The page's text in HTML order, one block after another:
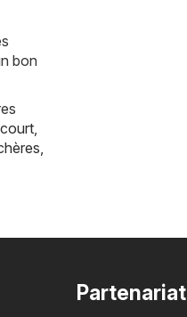
bon
,
,
Partenariat